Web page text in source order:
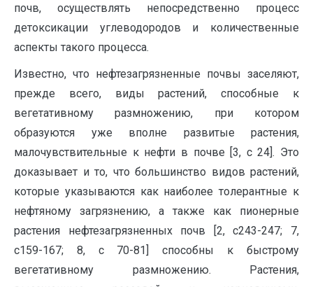
почв, осуществлять непосредственно процесс
детоксикации углеводородов и количественные
аспекты такого процесса.
Известно, что нефтезагрязненные почвы заселяют,
прежде всего, виды растений, способные к
вегетативному размножению, при котором
образуются уже вполне развитые растения,
малочувствительные к нефти в почве [3, c 24]. Это
доказывает и то, что большинство видов растений,
которые указываются как наиболее толерантные к
нефтяному загрязнению, а также как пионерные
растения нефтезагрязненных почв [2, c243-247; 7,
c159-167; 8, c 70-81] способны к быстрому
вегетативному размножению. Растения,